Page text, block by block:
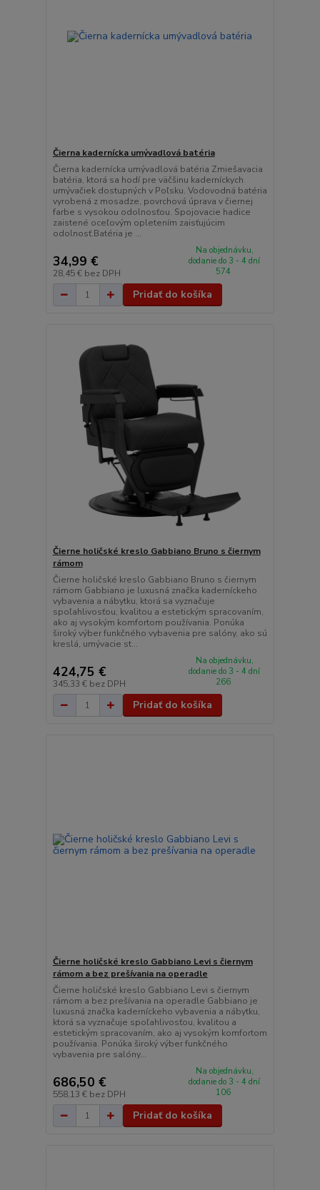
Čierna kadernícka umývadlová batéria
Čierna kadernícka umývadlová batéria Zmiešavacia
batéria, ktorá sa hodí pre väčšinu kaderníckych
umývačiek dostupných v Poľsku. Vodovodná batéria
vyrobená z mosadze, povrchová úprava v čiernej
farbe s vysokou odolnosťou. Spojovacie hadice
zaistené oceľovým opletením zaisťujúcim
odolnosť.Batéria je ...
34,99 €
28,45 € bez DPH
Na objednávku,
dodanie do 3 - 4 dní
574
Pridať do košíka
Čierne holičské kreslo Gabbiano Bruno s čiernym
rámom
Čierne holičské kreslo Gabbiano Bruno s čiernym
rámom Gabbiano je luxusná značka kaderníckeho
vybavenia a nábytku, ktorá sa vyznačuje
spoľahlivosťou, kvalitou a estetickým spracovaním,
ako aj vysokým komfortom používania. Ponúka
široký výber funkčného vybavenia pre salóny, ako sú
kreslá, umývacie st...
424,75 €
345,33 € bez DPH
Na objednávku,
dodanie do 3 - 4 dní
266
Pridať do košíka
Čierne holičské kreslo Gabbiano Levi s čiernym
rámom a bez prešívania na operadle
Čierne holičské kreslo Gabbiano Levi s čiernym
rámom a bez prešívania na operadle Gabbiano je
luxusná značka kaderníckeho vybavenia a nábytku,
ktorá sa vyznačuje spoľahlivosťou, kvalitou a
estetickým spracovaním, ako aj vysokým komfortom
používania. Ponúka široký výber funkčného
vybavenia pre salóny...
686,50 €
558,13 € bez DPH
Na objednávku,
dodanie do 3 - 4 dní
106
Pridať do košíka